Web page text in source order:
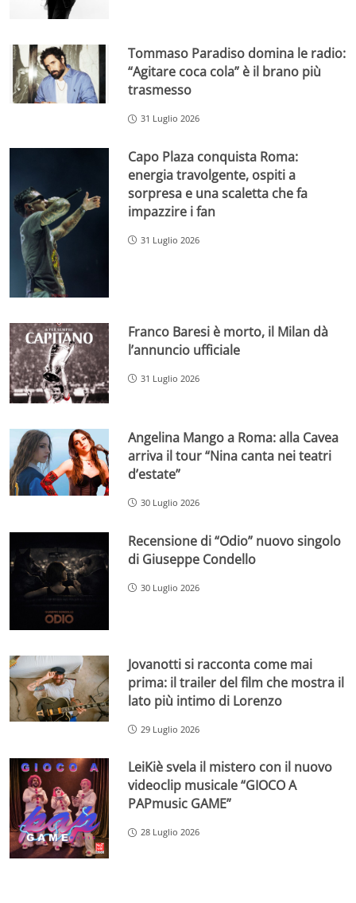
Tommaso Paradiso domina le radio:
“Agitare coca cola” è il brano più
trasmesso
31 Luglio 2026
Capo Plaza conquista Roma:
energia travolgente, ospiti a
sorpresa e una scaletta che fa
impazzire i fan
31 Luglio 2026
Franco Baresi è morto, il Milan dà
l’annuncio ufficiale
31 Luglio 2026
Angelina Mango a Roma: alla Cavea
arriva il tour “Nina canta nei teatri
d’estate”
30 Luglio 2026
Recensione di “Odio” nuovo singolo
di Giuseppe Condello
30 Luglio 2026
Jovanotti si racconta come mai
prima: il trailer del film che mostra il
lato più intimo di Lorenzo
29 Luglio 2026
LeiKiè svela il mistero con il nuovo
videoclip musicale “GIOCO A
PAPmusic GAME”
28 Luglio 2026